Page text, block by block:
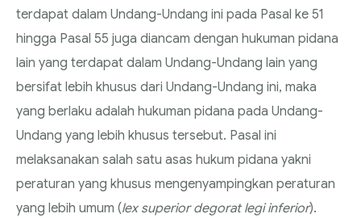
terdapat dalam Undang-Undang ini pada Pasal ke 51
hingga Pasal 55 juga diancam dengan hukuman pidana
lain yang terdapat dalam Undang-Undang lain yang
bersifat lebih khusus dari Undang-Undang ini, maka
yang berlaku adalah hukuman pidana pada Undang-
Undang yang lebih khusus tersebut. Pasal ini
melaksanakan salah satu asas hukum pidana yakni
peraturan yang khusus mengenyampingkan peraturan
yang lebih umum (lex superior degorat legi inferior).